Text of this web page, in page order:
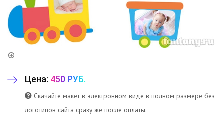
Цена: 450 РУБ.
Скачайте макет в электронном виде в полном размере без
логотипов сайта сразу же после оплаты.